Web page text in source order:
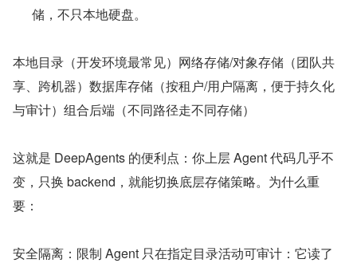
储，不只本地硬盘。
本地目录（开发环境最常见）网络存储/对象存储（团队共
享、跨机器）数据库存储（按租户/用户隔离，便于持久化
与审计）组合后端（不同路径走不同存储）
这就是 DeepAgents 的便利点：你上层 Agent 代码几乎不
变，只换 backend，就能切换底层存储策略。为什么重
要：
安全隔离：限制 Agent 只在指定目录活动可审计：它读了